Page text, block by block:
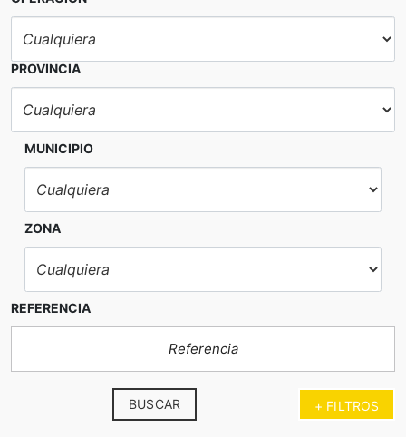
PROVINCIA
MUNICIPIO
ZONA
REFERENCIA
+ FILTROS
BUSCAR